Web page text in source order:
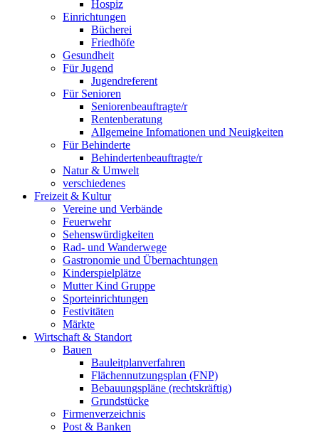
Hospiz
Einrichtungen
Bücherei
Friedhöfe
Gesundheit
Für Jugend
Jugendreferent
Für Senioren
Seniorenbeauftragte/r
Rentenberatung
Allgemeine Infomationen und Neuigkeiten
Für Behinderte
Behindertenbeauftragte/r
Natur & Umwelt
verschiedenes
Freizeit & Kultur
Vereine und Verbände
Feuerwehr
Sehenswürdigkeiten
Rad- und Wanderwege
Gastronomie und Übernachtungen
Kinderspielplätze
Mutter Kind Gruppe
Sporteinrichtungen
Festivitäten
Märkte
Wirtschaft & Standort
Bauen
Bauleitplanverfahren
Flächennutzungsplan (FNP)
Bebauungspläne (rechtskräftig)
Grundstücke
Firmenverzeichnis
Post & Banken